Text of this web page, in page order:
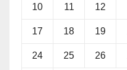
10 11 12
17 18 19
24 25 26